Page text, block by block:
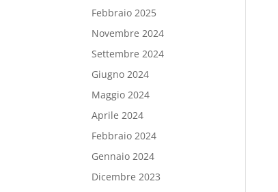
Febbraio 2025
Novembre 2024
Settembre 2024
Giugno 2024
Maggio 2024
Aprile 2024
Febbraio 2024
Gennaio 2024
Dicembre 2023